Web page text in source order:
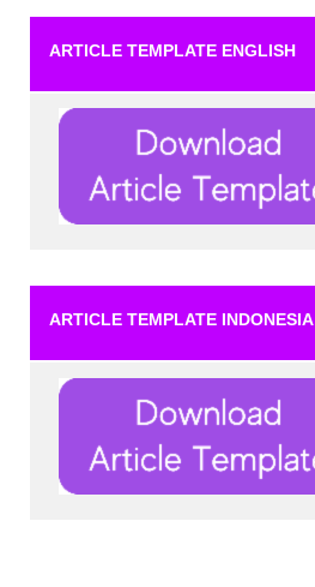
ARTICLE TEMPLATE ENGLISH
ARTICLE TEMPLATE INDONESIA